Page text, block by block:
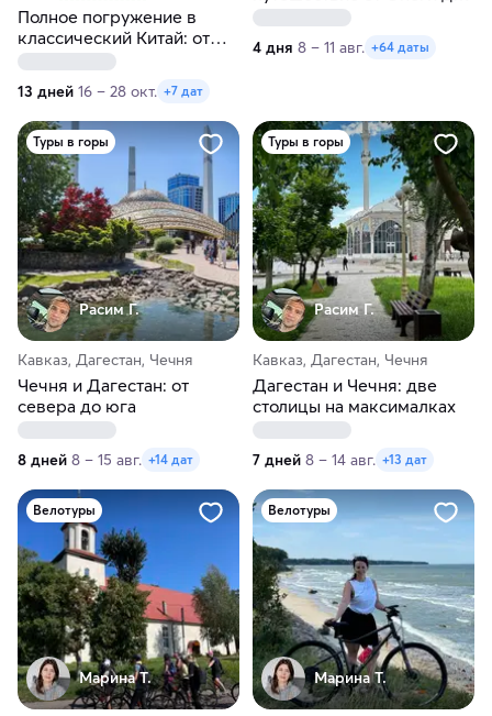
Полное погружение в
классический Китай: от
Пекина до Шанхая
13 дней 16 – 28 окт. +7 дат
Ладоги в любые даты
4 дня 8 – 11 авг. +64 даты
Туры в горы
Расим Г.
Кавказ, Дагестан, Чечня
Чечня и Дагестан: от
севера до юга
8 дней 8 – 15 авг. +14 дат
Туры в горы
Расим Г.
Кавказ, Дагестан, Чечня
Дагестан и Чечня: две
столицы на максималках
7 дней 8 – 14 авг. +13 дат
Велотуры
Марина Т.
Велотуры
Марина Т.